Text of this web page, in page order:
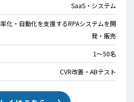
SaaS・システム
化・自動化を支援するRPAシステムを開
発・販売
1〜50名
CVR改善・ABテスト